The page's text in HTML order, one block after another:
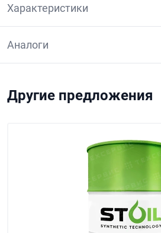
Характеристики
Аналоги
Другие предложения